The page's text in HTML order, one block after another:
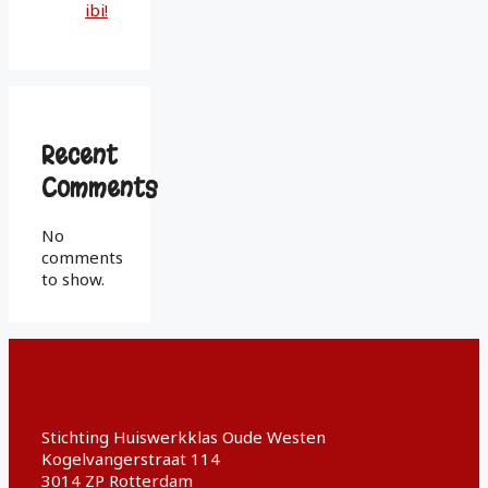
ibi!
Recent
Comments
No
comments
to show.
Stichting Huiswerkklas Oude Westen
Kogelvangerstraat 114
3014 ZP Rotterdam